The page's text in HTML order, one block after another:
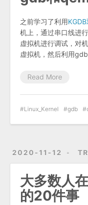
之前学习了利用
机上，通过串口线进
虚拟机进行调试，对
虚拟机，然后利用
Read More
Linux_Kernel gdb
2020-11-12
大多数人
的20件事